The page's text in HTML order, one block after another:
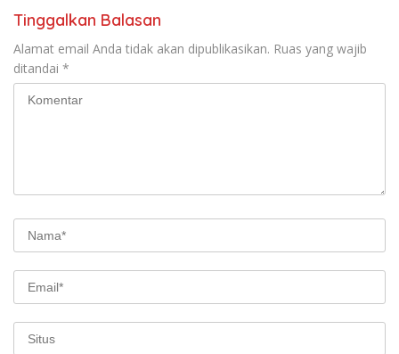
Tinggalkan Balasan
Alamat email Anda tidak akan dipublikasikan. Ruas yang wajib
ditandai *